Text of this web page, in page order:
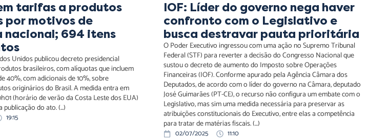
tarifas a produtos
por motivos de
nacional; 694 itens
Unidos publicou decreto presidencial
brasileiros, com alíquotas que incluem
40%, com adicionais de 10%, sobre
originários do Brasil. A medida entra em
(horário de verão da Costa Leste dos EUA)
do ato. (...)
19:15
IOF: Líder do governo nega haver
confronto com o Legislativo e
busca destravar pauta prioritária
O Poder Executivo ingressou com uma ação no Supremo Tribunal
Federal (STF) para reverter a decisão do Congresso Nacional que
sustou o decreto de aumento do Imposto sobre Operações
Financeiras (IOF). Conforme apurado pela Agência Câmara dos
Deputados, de acordo com o líder do governo na Câmara, deputado
José Guimarães (PT-CE), o recurso não configura um embate com o
Legislativo, mas sim uma medida necessária para preservar as
atribuições constitucionais do Executivo, entre elas a competência
para tratar de matérias fiscais. (...)
02/07/2025 11:10